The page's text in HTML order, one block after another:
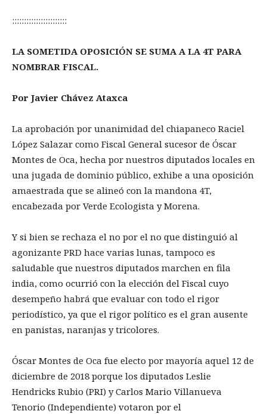
:::::::::::::::::::::::
LA SOMETIDA OPOSICIÓN SE SUMA A LA 4T PARA
NOMBRAR FISCAL.
Por Javier Chávez Ataxca
La aprobación por unanimidad del chiapaneco Raciel
López Salazar como Fiscal General sucesor de Óscar
Montes de Oca, hecha por nuestros diputados locales en
una jugada de dominio público, exhibe a una oposición
amaestrada que se alineó con la mandona 4T,
encabezada por Verde Ecologista y Morena.
Y si bien se rechaza el no por el no que distinguió al
agonizante PRD hace varias lunas, tampoco es
saludable que nuestros diputados marchen en fila
india, como ocurrió con la elección del Fiscal cuyo
desempeño habrá que evaluar con todo el rigor
periodístico, ya que el rigor político es el gran ausente
en panistas, naranjas y tricolores.
Óscar Montes de Oca fue electo por mayoría aquel 12 de
diciembre de 2018 porque los diputados Leslie
Hendricks Rubio (PRI) y Carlos Mario Villanueva
Tenorio (Independiente) votaron por el